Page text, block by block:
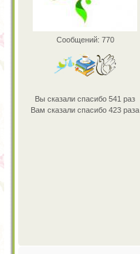
Сообщений: 770
Вы сказали спасибо 541 раз
Вам сказали спасибо 423 раза